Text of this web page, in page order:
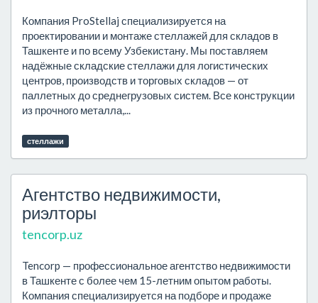
Компания ProStellaj специализируется на
проектировании и монтаже стеллажей для складов в
Ташкенте и по всему Узбекистану. Мы поставляем
надёжные складские стеллажи для логистических
центров, производств и торговых складов — от
паллетных до среднегрузовых систем. Все конструкции
из прочного металла,...
стеллажи
Агентство недвижимости,
риэлторы
tencorp.uz
Tencorp — профессиональное агентство недвижимости
в Ташкенте с более чем 15-летним опытом работы.
Компания специализируется на подборе и продаже